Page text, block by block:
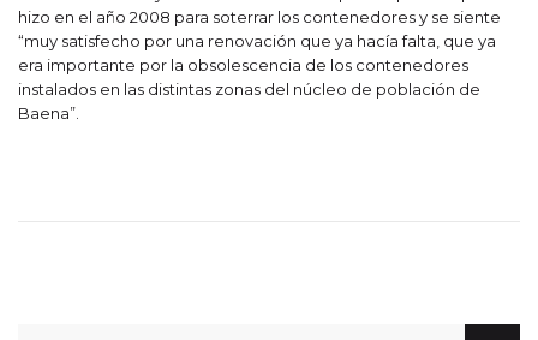
hizo en el año 2008 para soterrar los contenedores y se siente
“muy satisfecho por una renovación que ya hacía falta, que ya
era importante por la obsolescencia de los contenedores
instalados en las distintas zonas del núcleo de población de
Baena”.